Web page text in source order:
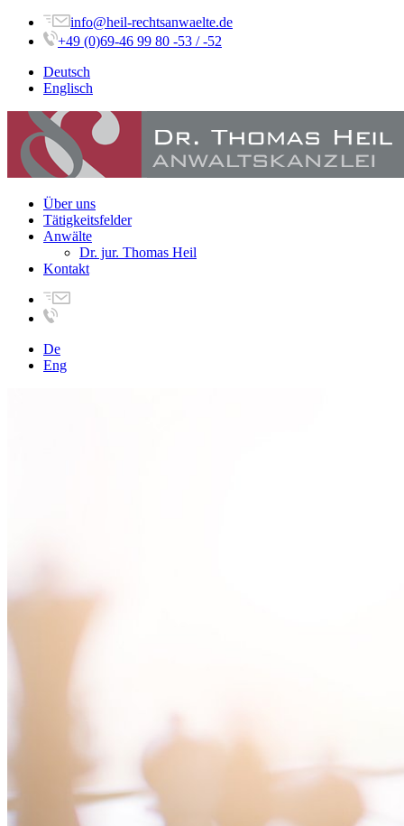
info@heil-rechtsanwaelte.de
+49 (0)69-46 99 80 -53 / -52
Deutsch
Englisch
Über uns
Tätigkeitsfelder
Anwälte
Dr. jur. Thomas Heil
Kontakt
De
Eng